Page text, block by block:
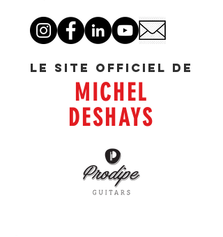
Le site officiel de
MICHEL
DESHAYS